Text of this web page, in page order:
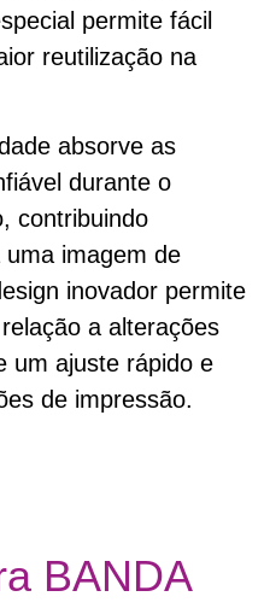
permite fácil
reutilização na
absorve as
durante o
contribuindo
imagem de
inovador permite
a alterações
um ajuste rápido e
de impressão.
BANDA